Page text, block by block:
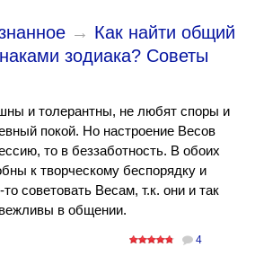
→ Как найти общий
зодиака? Советы
и толерантны, не любят споры и
покой. Но настроение Весов
то в беззаботность. В обоих
к творческому беспорядку и
советовать Весам, т.к. они и так
в общении.
4